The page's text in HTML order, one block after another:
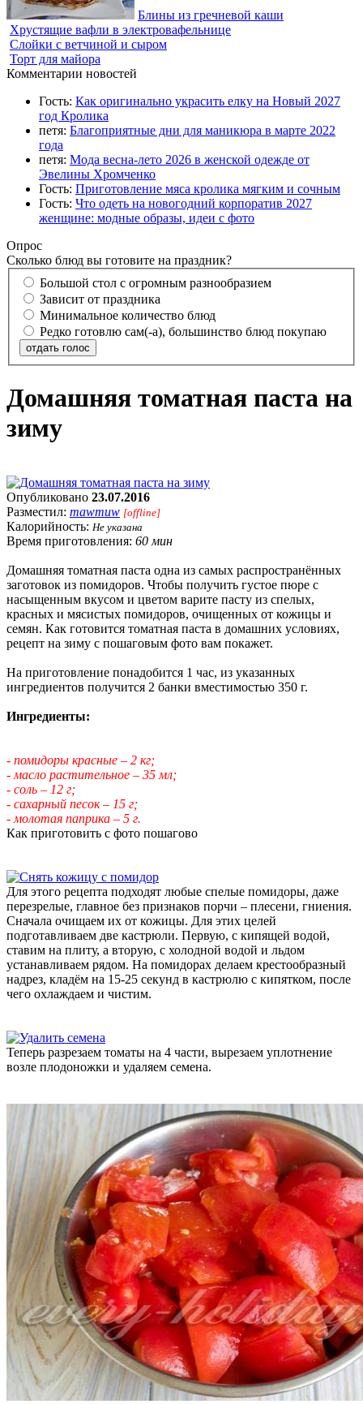
Блины из гречневой каши
Хрустящие вафли в электровафельнице
Слойки с ветчиной и сыром
Торт для майора
Комментарии новостей
Гость: Как оригинально украсить елку на Новый 2027
год Кролика
петя: Благоприятные дни для маникюра в марте 2022
года
петя: Мода весна-лето 2026 в женской одежде от
Эвелины Хромченко
Гость: Приготовление мяса кролика мягким и сочным
Гость: Что одеть на новогодний корпоратив 2027
женщине: модные образы, идеи с фото
Опрос
Сколько блюд вы готовите на праздник?
Большой стол с огромным разнообразием
Зависит от праздника
Минимальное количество блюд
Редко готовлю сам(-а), большинство блюд покупаю
отдать голос
Домашняя томатная паста на
зиму
Опубликовано 23.07.2016
Разместил: mawmuw [offline]
Калорийность: Не указана
Время приготовления: 60 мин
Домашняя томатная паста одна из самых распространённых
заготовок из помидоров. Чтобы получить густое пюре с
насыщенным вкусом и цветом варите пасту из спелых,
красных и мясистых помидоров, очищенных от кожицы и
семян. Как готовится томатная паста в домашних условиях,
рецепт на зиму с пошаговым фото вам покажет.
На приготовление понадобится 1 час, из указанных
ингредиентов получится 2 банки вместимостью 350 г.
Ингредиенты:
- помидоры красные – 2 кг;
- масло растительное – 35 мл;
- соль – 12 г;
- сахарный песок – 15 г;
- молотая паприка – 5 г.
Как приготовить с фото пошагово
Для этого рецепта подходят любые спелые помидоры, даже
перезрелые, главное без признаков порчи – плесени, гниения.
Сначала очищаем их от кожицы. Для этих целей
подготавливаем две кастрюли. Первую, с кипящей водой,
ставим на плиту, а вторую, с холодной водой и льдом
устанавливаем рядом. На помидорах делаем крестообразный
надрез, кладём на 15-25 секунд в кастрюлю с кипятком, после
чего охлаждаем и чистим.
Теперь разрезаем томаты на 4 части, вырезаем уплотнение
возле плодоножки и удаляем семена.